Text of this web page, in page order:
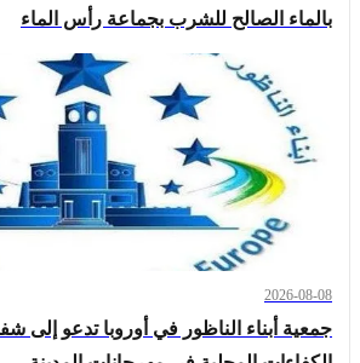
بالماء الصالح للشرب بجماعة رأس الماء
2026-08-08
جمعية أبناء الناظور في أوروبا تدعو إلى